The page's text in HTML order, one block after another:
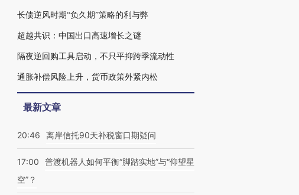
长债逆风时期“负久期”策略的利与弊
超越共识：中国出口高速增长之谜
隔夜逆回购工具启动，不只平抑跨季流动性
通胀补偿风险上升，货币政策外紧内松
最新文章
20:46 离岸信托90天补税窗口期疑问
17:00
普渡机器人如何平衡“脚踏实地”与“仰望星
空”？